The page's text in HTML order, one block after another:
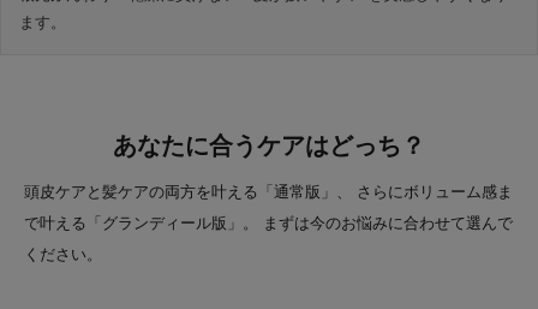
ます。
あなたに合うケアはどっち？
頭皮ケアと髪ケアの両方を叶える「通常版」、 さらにボリューム感ま
で叶える「グランディール版」。 まずは今のお悩みに合わせて選んで
ください。